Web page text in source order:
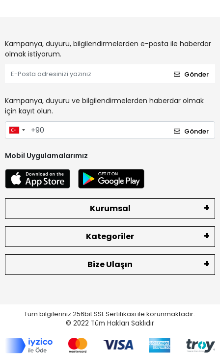
Kampanya, duyuru, bilgilendirmelerden e-posta ile haberdar
olmak istiyorum.
Gönder
Kampanya, duyuru ve bilgilendirmelerden haberdar olmak
için kayıt olun.
Gönder
Mobil Uygulamalarımız
Kurumsal
Kategoriler
Bize Ulaşın
Tüm bilgileriniz 256bit SSL Sertifikası ile korunmaktadır.
© 2022 Tüm Hakları Saklıdır